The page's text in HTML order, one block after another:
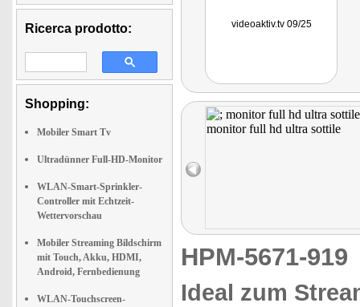
Ricerca prodotto:
Shopping:
Mobiler Smart Tv
Ultradünner Full-HD-Monitor
WLAN-Smart-Sprinkler-
Controller mit Echtzeit-
Wettervorschau
Mobiler Streaming Bildschirm
mit Touch, Akku, HDMI,
Android, Fernbedienung
WLAN-Touchscreen-
videoaktiv.tv 09/25
HPM-5671-
Ideal zum